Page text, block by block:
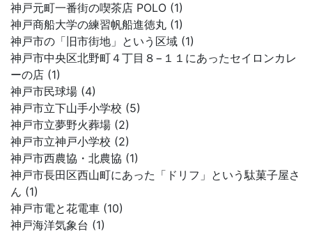
神戸元町一番街の喫茶店 POLO (1)
神戸商船大学の練習帆船進徳丸 (1)
神戸市の「旧市街地」という区域 (1)
神戸市中央区北野町４丁目８−１１にあったセイロンカレ
ーの店 (1)
神戸市民球場 (4)
神戸市立下山手小学校 (5)
神戸市立夢野火葬場 (2)
神戸市立神戸小学校 (2)
神戸市西農協・北農協 (1)
神戸市長田区西山町にあった「ドリフ」という駄菓子屋さ
ん (1)
神戸市電と花電車 (10)
神戸海洋気象台 (1)